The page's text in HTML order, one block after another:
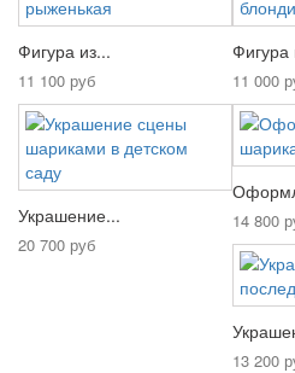
Фигура из...
11 100 руб
Фигура
11 000
Украшение...
20 700 руб
14 800
13 200